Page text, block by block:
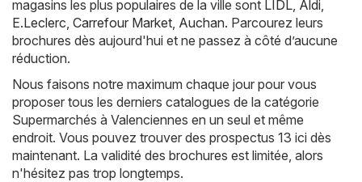
magasins les plus populaires de la ville sont LIDL Aldi
E.Leclerc Carrefour Market Auchan. Parcourez leurs
brochures dès aujourd'hui et ne passez à côté d’aucune
réduction.
Nous faisons notre maximum chaque jour pour vous
proposer tous les derniers catalogues de la catégorie
Supermarchés à Valenciennes en un seul et même
endroit. Vous pouvez trouver des prospectus 13 ici dès
maintenant. La validité des brochures est limitée, alors
n'hésitez pas trop longtemps.